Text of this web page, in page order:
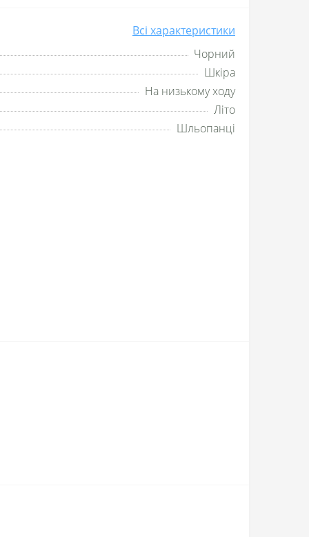
Всі характеристики
Чорний
Шкіра
На низькому ходу
Літо
Шльопанці